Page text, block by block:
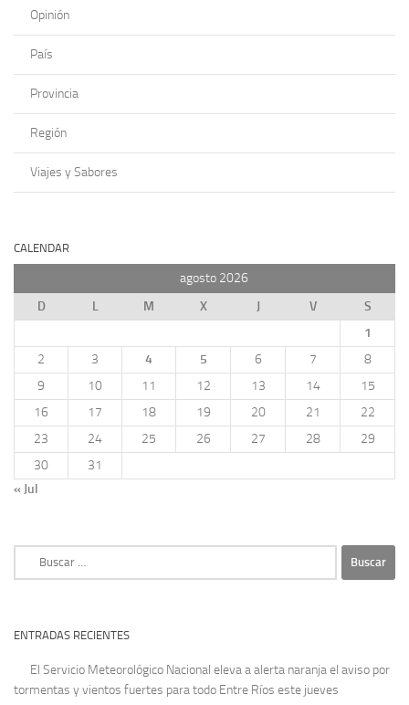
Opinión
País
Provincia
Región
Viajes y Sabores
CALENDAR
agosto 2026
D
L M X J V
S
1
2
3 4 5 6 7
8
9
10 11 12 13 14
15
16
17 18 19 20 21
22
23
24 25 26 27 28
29
30
31
« Jul
ENTRADAS RECIENTES
El Servicio Meteorológico Nacional eleva a alerta naranja el aviso por
tormentas y vientos fuertes para todo Entre Ríos este jueves